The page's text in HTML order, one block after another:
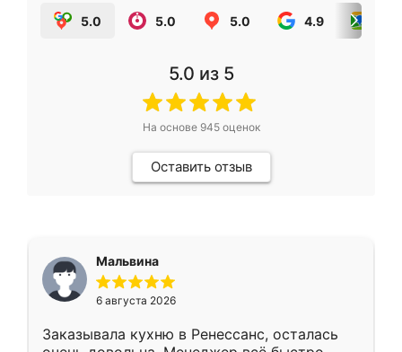
5.0 5.0 5.0 4.9
5.0 из 5
На основе 945оценок
Оставить отзыв
Мальвина
6 августа 2026
Заказывала кухню в Ренессанс, осталась